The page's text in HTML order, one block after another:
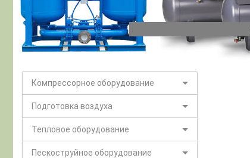
Компрессорное оборудование
Подготовка воздуха
Тепловое оборудование
Пескоструйное оборудование